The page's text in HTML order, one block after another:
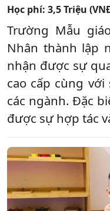
Học phí: 3,5 Triệu
Trường Mẫu
Nhân thành lập
nhận được sự
cao cấp cùng với
các ngành. Đặc
được sự hợp tác